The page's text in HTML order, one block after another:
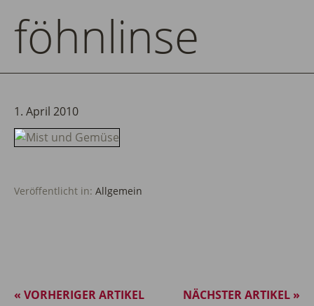
föhnlinse
1. April 2010
Veröffentlicht in: Allgemein
NÄCHSTER ARTIKEL »
« VORHERIGER ARTIKEL